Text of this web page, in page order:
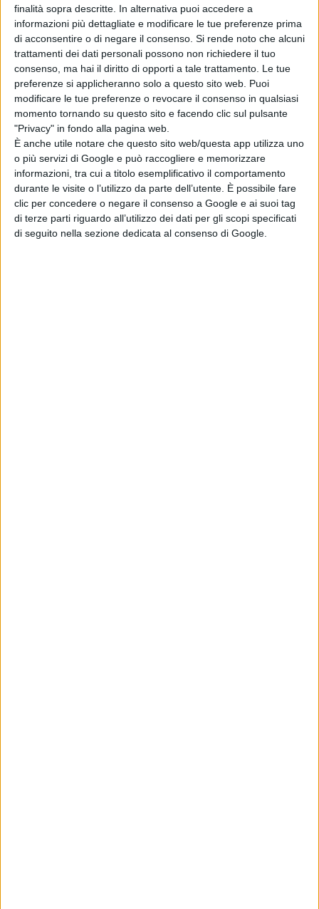
finalità sopra descritte. In alternativa puoi accedere a
informazioni più dettagliate e modificare le tue preferenze prima
di acconsentire o di negare il consenso. Si rende noto che alcuni
trattamenti dei dati personali possono non richiedere il tuo
consenso, ma hai il diritto di opporti a tale trattamento. Le tue
preferenze si applicheranno solo a questo sito web. Puoi
modificare le tue preferenze o revocare il consenso in qualsiasi
momento tornando su questo sito e facendo clic sul pulsante
"Privacy" in fondo alla pagina web.
È anche utile notare che questo sito web/questa app utilizza uno
o più servizi di Google e può raccogliere e memorizzare
informazioni, tra cui a titolo esemplificativo il comportamento
durante le visite o l’utilizzo da parte dell’utente. È possibile fare
clic per concedere o negare il consenso a Google e ai suoi tag
di terze parti riguardo all’utilizzo dei dati per gli scopi specificati
di seguito nella sezione dedicata al consenso di Google.